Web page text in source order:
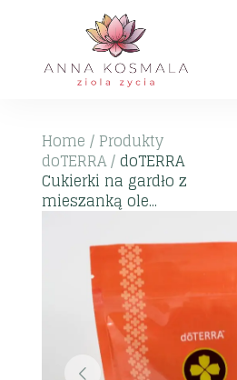
Home / Produkty
doTERRA/doTERRA
Cukierki na gardło z
mieszanką ole...